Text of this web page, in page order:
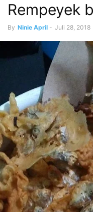
Rempeyek
By Ninie April - Juli 28, 2018